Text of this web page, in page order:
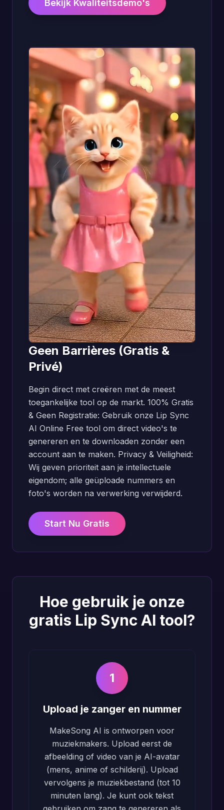
Bekijk Kwaliteitsdemo's
Geen Barrières (Gratis &
Privé)
Begin direct met creëren met de meest
toegankelijke tool op de markt. 100% Gratis
& Geen Registratie: Gebruik onze Lip Sync
AI Online Free tool om direct video's te
genereren en te downloaden zonder een
account aan te maken. Privacy & Veiligheid:
Wij geven prioriteit aan je intellectuele
eigendom; alle geüploade nummers en
foto's worden na verwerking verwijderd.
Start Nu Gratis
Hoe gebruik je onze
gratis Lip Sync AI tool?
1
Upload je zanger en nummer
MakeSong AI is ontworpen voor
muziekmakers. Upload eerst de
afbeelding of video van je AI-avatar
(mens, anime of schilderij). Upload
vervolgens je muziekbestand (tot 10
minuten lang). Je kunt ook tekst